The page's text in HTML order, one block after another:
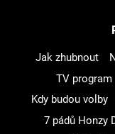
Jak zhubnout
TV program
Kdy budou volby
7 pádů Honzy